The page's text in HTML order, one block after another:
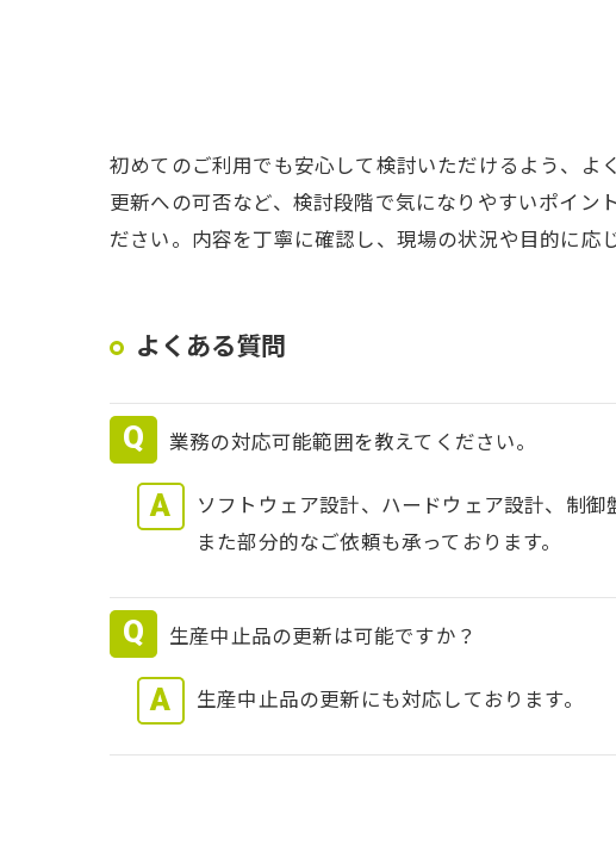
初めてのご利用でも安心して検討いただけるよう、よ
更新への可否など、検討段階で気になりやすいポイン
ださい。内容を丁寧に確認し、現場の状況や目的に応
よくある質問
業務の対応可能範囲を教えてください。
ソフトウェア設計、ハードウェア設計、制御
また部分的なご依頼も承っております。
生産中止品の更新は可能ですか？
生産中止品の更新にも対応しております。